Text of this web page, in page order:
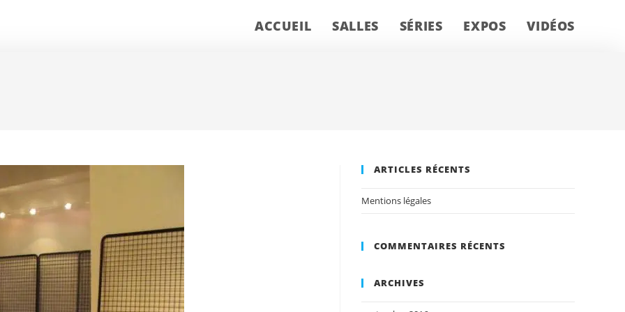
ACCUEIL SALLES SÉRIES EXPOS VIDÉOS
ARTICLES RÉCENTS
Mentions légales
COMMENTAIRES RÉCENTS
ARCHIVES